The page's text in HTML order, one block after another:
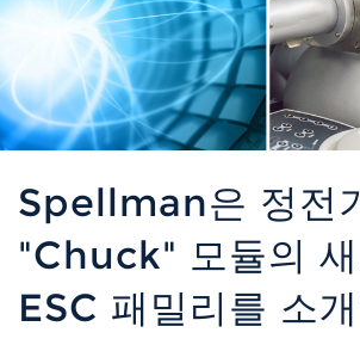
Spellman은 정전
"Chuck" 모듈의
ESC 패밀리를 소